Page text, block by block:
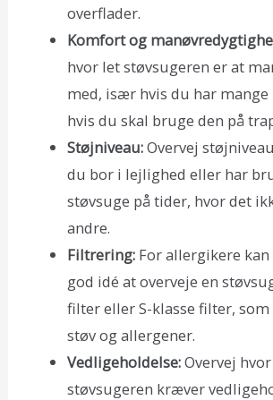
overflader.
Komfort og
hvor let støvsugeren er at
med, især hvis du har
hvis du skal bruge den på
Støjniveau:Overvej
du bor i lejlighed eller har
støvsuge på tider, hvor det
andre.
Filtrering:For allergikere
god idé at overveje en
filter eller S-klasse filter,
støv og allergener.
Vedligeholdelse:Overvej
støvsugeren kræver